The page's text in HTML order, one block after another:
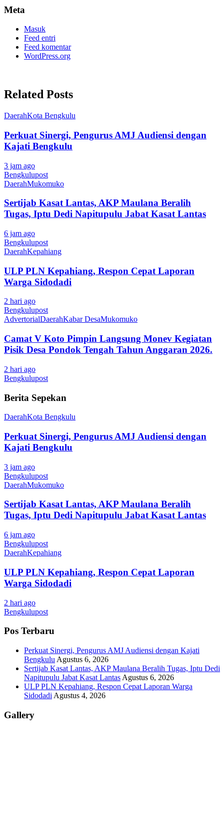
Meta
Masuk
Feed entri
Feed komentar
WordPress.org
Related Posts
DaerahKota Bengkulu
Perkuat Sinergi, Pengurus AMJ Audiensi dengan
Kajati Bengkulu
3 jam ago
Bengkulupost
DaerahMukomuko
Sertijab Kasat Lantas, AKP Maulana Beralih
Tugas, Iptu Dedi Napitupulu Jabat Kasat Lantas
6 jam ago
Bengkulupost
DaerahKepahiang
ULP PLN Kepahiang, Respon Cepat Laporan
Warga Sidodadi
2 hari ago
Bengkulupost
AdvertorialDaerahKabar DesaMukomuko
Camat V Koto Pimpin Langsung Monev Kegiatan
Pisik Desa Pondok Tengah Tahun Anggaran 2026.
2 hari ago
Bengkulupost
Berita Sepekan
DaerahKota Bengkulu
Perkuat Sinergi, Pengurus AMJ Audiensi dengan
Kajati Bengkulu
3 jam ago
Bengkulupost
DaerahMukomuko
Sertijab Kasat Lantas, AKP Maulana Beralih
Tugas, Iptu Dedi Napitupulu Jabat Kasat Lantas
6 jam ago
Bengkulupost
DaerahKepahiang
ULP PLN Kepahiang, Respon Cepat Laporan
Warga Sidodadi
2 hari ago
Bengkulupost
Pos Terbaru
Perkuat Sinergi, Pengurus AMJ Audiensi dengan Kajati
Bengkulu Agustus 6, 2026
Sertijab Kasat Lantas, AKP Maulana Beralih Tugas, Iptu Dedi
Napitupulu Jabat Kasat Lantas Agustus 6, 2026
ULP PLN Kepahiang, Respon Cepat Laporan Warga
Sidodadi Agustus 4, 2026
Gallery